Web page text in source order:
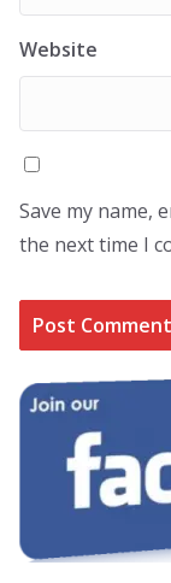
Website
Save my name,
the next time I